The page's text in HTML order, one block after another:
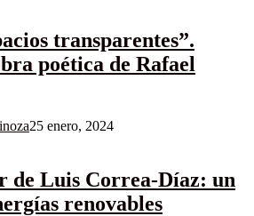
transparentes”.
poética de Rafael
25 enero, 2024
de Luis Correa-Díaz: un
renovables